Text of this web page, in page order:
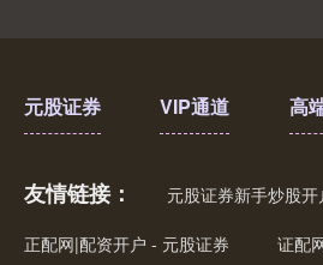
基金指数 7242.10
元股证券 VIP通道 高
友情链接： 元股证券新手炒股开
正配网|配资开户 - 元股证券 证配